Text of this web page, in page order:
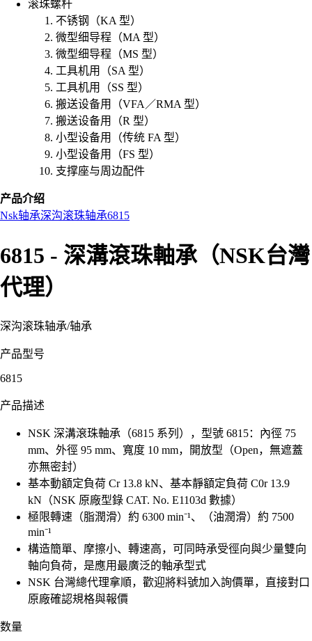
滚珠螺杆
不锈钢（KA 型）
微型细导程（MA 型）
微型细导程（MS 型）
工具机用（SA 型）
工具机用（SS 型）
搬送设备用（VFA／RMA 型）
搬送设备用（R 型）
小型设备用（传统 FA 型）
小型设备用（FS 型）
支撑座与周边配件
产品介绍
Nsk轴承深沟滚珠轴承6815
6815 - 深溝滾珠軸承（NSK台灣
代理）
深沟滚珠轴承/轴承
产品型号
6815
产品描述
NSK 深溝滾珠軸承（6815 系列），型號 6815：內徑 75
mm、外徑 95 mm、寬度 10 mm，開放型（Open，無遮蓋
亦無密封）
基本動額定負荷 Cr 13.8 kN、基本靜額定負荷 C0r 13.9
kN（NSK 原廠型錄 CAT. No. E1103d 數據）
極限轉速（脂潤滑）約 6300 min⁻¹、（油潤滑）約 7500
min⁻¹
構造簡單、摩擦小、轉速高，可同時承受徑向與少量雙向
軸向負荷，是應用最廣泛的軸承型式
NSK 台灣總代理拿順，歡迎將料號加入詢價單，直接對口
原廠確認規格與報價
数量